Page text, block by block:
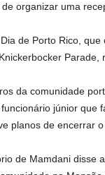
organizar uma
de Porto Rico,
Parade,
da comunidade
júnior que
planos de encerrar o
de Mamdani disse